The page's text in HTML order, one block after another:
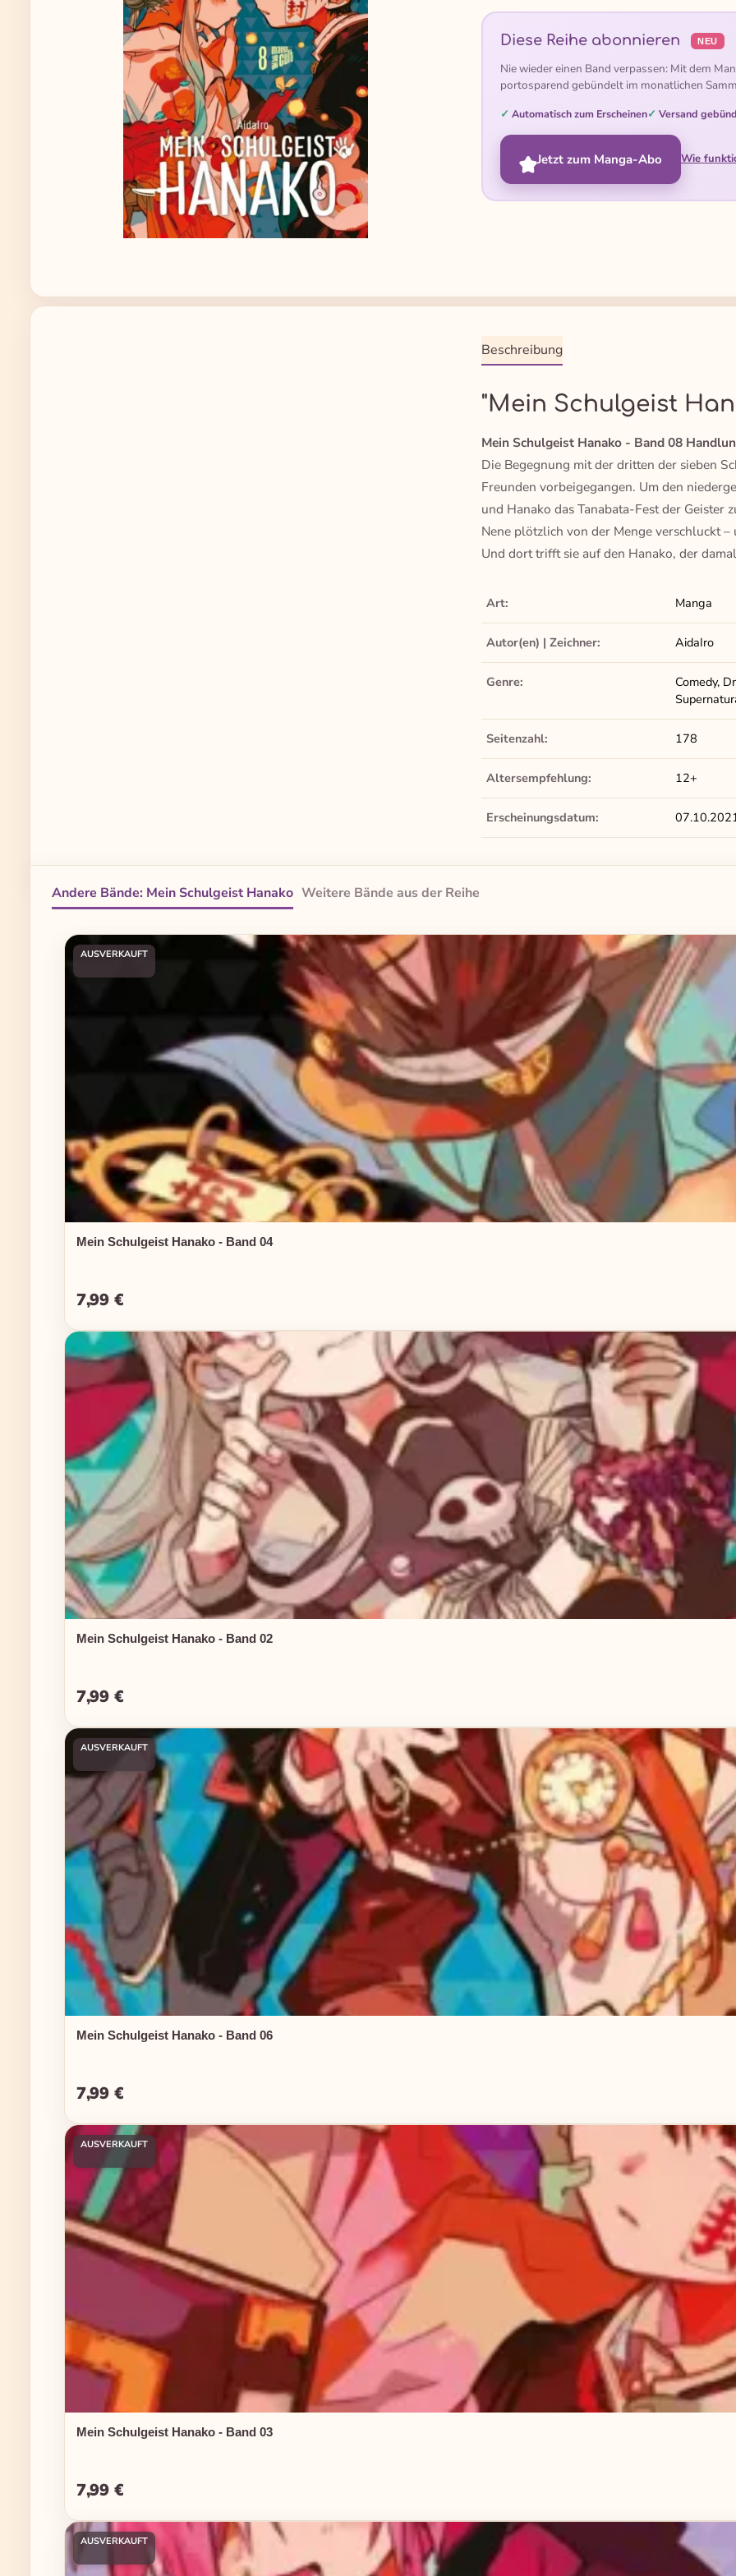
Diese Reihe abonnieren NEU
Nie wieder einen Band verpassen: Mit dem
portosparend gebündelt im monatlichen
Automatisch zum Erscheinen Versand
Jetzt zum Manga-Abo Wie
Beschreibung
"Mein Schulgeist
Mein Schulgeist Hanako - Band 08
Die Begegnung mit der dritten der sieben
Freunden vorbeigegangen. Um den
und Hanako das Tanabata-Fest der Geister
Nene plötzlich von der Menge verschluckt
Und dort trifft sie auf den Hanako, der
Art: Manga
Autor(en) | Zeichner: AidaIro
Genre:
Comedy,
Seitenzahl: 178
Altersempfehlung: 12+
Erscheinungsdatum:
Andere Bände: Mein Schulgeist Hanako Weitere Bände aus der Reihe
Produktgalerie überspringen
AUSVERKAUFT
Mein Schulgeist Hanako - Band 04
Regulärer Preis:
7,99 €
Mein Schulgeist Hanako - Band 02
Regulärer Preis:
7,99 €
AUSVERKAUFT
Mein Schulgeist Hanako - Band 06
Regulärer Preis:
7,99 €
AUSVERKAUFT
Mein Schulgeist Hanako - Band 03
Regulärer Preis:
7,99 €
AUSVERKAUFT